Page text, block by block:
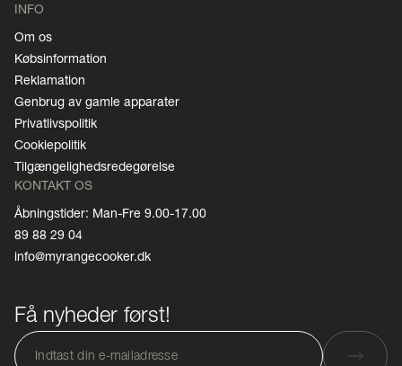
INFO
Om os
Købsinformation
Reklamation
Genbrug av gamle apparater
Privatlivspolitik
Cookiepolitik
Tilgængelighedsredegørelse
KONTAKT OS
Åbningstider: Man-Fre 9.00-17.00
89 88 29 04
info@myrangecooker.dk
Få nyheder først!